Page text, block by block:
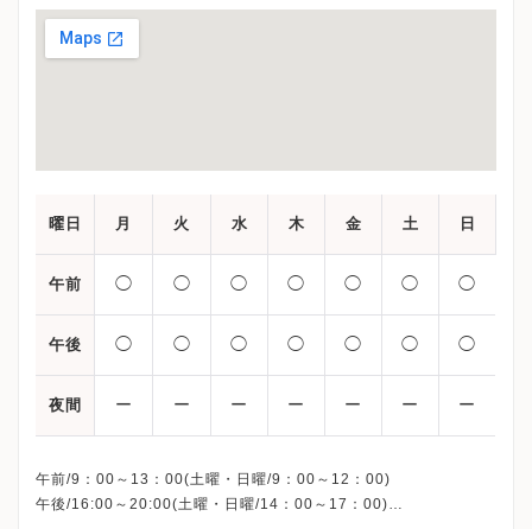
曜日 月 火 水 木 金 土 日
午前 ◯ ◯ ◯ ◯ ◯ ◯ ◯
午後 ◯ ◯ ◯ ◯ ◯ ◯ ◯
夜間 ー ー ー ー ー ー ー
午前/9：00～13：00(土曜・日曜/9：00～12：00)
午後/16:00～20:00(土曜・日曜/14：00～17：00)